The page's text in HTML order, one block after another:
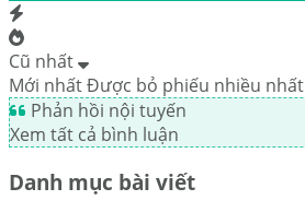
Cũ nhất
Mới nhấtĐược bỏ phiếu nhiều nhất
Phản hồi nội tuyến
Xem tất cả bình luận
Danh mục bài viết